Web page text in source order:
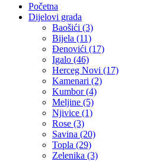
Početna
Dijelovi grada
Baošići (3)
Bijela (11)
Đenovići (17)
Igalo (46)
Herceg Novi (17)
Kamenari (2)
Kumbor (4)
Meljine (5)
Njivice (1)
Rose (3)
Savina (20)
Topla (29)
Zelenika (3)